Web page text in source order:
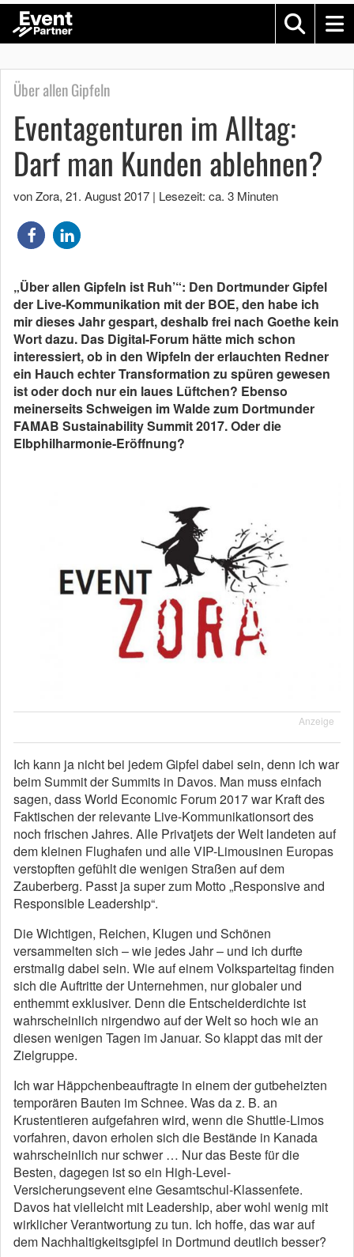
Über allen Gipfeln
Eventagenturen im Alltag:
Darf man Kunden ablehnen?
von Zora, 21. August 2017 | Lesezeit: ca. 3 Minuten
„Über allen Gipfeln ist Ruh’“: Den Dortmunder Gipfel
der Live-Kommunikation mit der BOE, den habe ich
mir dieses Jahr gespart, deshalb frei nach Goethe kein
Wort dazu. Das Digital-Forum hätte mich schon
interessiert, ob in den Wipfeln der erlauchten Redner
ein Hauch echter Transformation zu spüren gewesen
ist oder doch nur ein laues Lüftchen? Ebenso
meinerseits Schweigen im Walde zum Dortmunder
FAMAB Sustainability Summit 2017. Oder die
Elbphilharmonie-Eröffnung?
Anzeige
Ich kann ja nicht bei jedem Gipfel dabei sein, denn ich war
beim Summit der Summits in Davos. Man muss einfach
sagen, dass World Economic Forum 2017 war Kraft des
Faktischen der relevante Live-Kommunikationsort des
noch frischen Jahres. Alle Privatjets der Welt landeten auf
dem kleinen Flughafen und alle VIP-Limousinen Europas
verstopften gefühlt die wenigen Straßen auf dem
Zauberberg. Passt ja super zum Motto „Responsive and
Responsible Leadership“.
Die Wichtigen, Reichen, Klugen und Schönen
versammelten sich – wie jedes Jahr – und ich durfte
erstmalig dabei sein. Wie auf einem Volksparteitag finden
sich die Auftritte der Unternehmen, nur globaler und
enthemmt exklusiver. Denn die Entscheiderdichte ist
wahrscheinlich nirgendwo auf der Welt so hoch wie an
diesen wenigen Tagen im Januar. So klappt das mit der
Zielgruppe.
Ich war Häppchenbeauftragte in einem der gutbeheizten
temporären Bauten im Schnee. Was da z. B. an
Krustentieren aufgefahren wird, wenn die Shuttle-Limos
vorfahren, davon erholen sich die Bestände in Kanada
wahrscheinlich nur schwer … Nur das Beste für die
Besten, dagegen ist so ein High-Level-
Versicherungsevent eine Gesamtschul-Klassenfete.
Davos hat vielleicht mit Leadership, aber wohl wenig mit
wirklicher Verantwortung zu tun. Ich hoffe, das war auf
dem Nachhaltigkeitsgipfel in Dortmund deutlich besser?